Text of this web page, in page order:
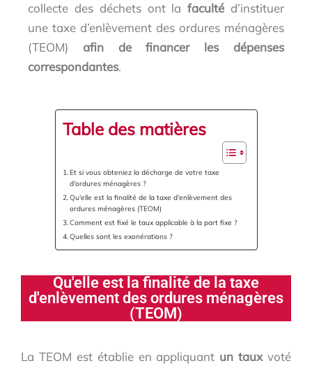
collecte des déchets ont lafaculté d’instituer
une taxe d’enlèvement des ordures ménagères
(TEOM) afin de financer les dépenses
correspondantes.
Table des matières
Et si vous obteniez la décharge de votre taxe
d'ordures ménagères ?
Qu'elle est la finalité de la taxe d'enlèvement des
ordures ménagères (TEOM)
Comment est fixé le taux applicable à la part fixe ?
Quelles sont les exonérations ?
Qu'elle est la finalité de la taxe
d'enlèvement des ordures ménagères
(TEOM)
La TEOM est établie en appliquant un taux voté